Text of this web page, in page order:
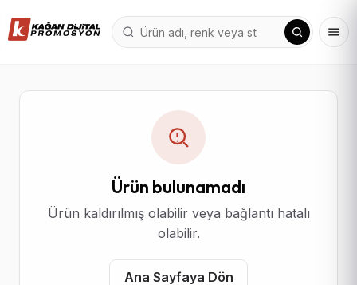
Ürün bulunamadı
Ürün kaldırılmış olabilir veya bağlantı hatalı
olabilir.
Ana Sayfaya Dön